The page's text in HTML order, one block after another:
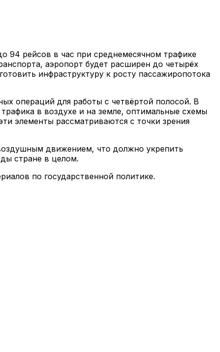
94 рейсов в час при среднемесячном трафике
аэропорт будет расширен до четырёх
инфраструктуру к росту пассажиропотока
операций для работы с четвёртой полосой. В
в воздухе и на земле, оптимальные схемы
элементы рассматриваются с точки зрения
движением, что должно укрепить
стране в целом.
по государственной политике.